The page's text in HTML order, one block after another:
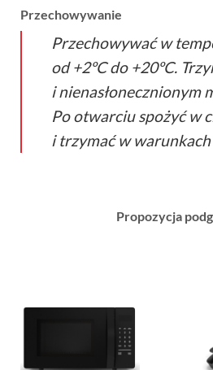
Przechowywanie
Przechowywać w
od +2ºC do +20ºC.
i nienasłonecznionym
Po otwarciu spożyć w
i trzymać w warunkach
Propozycja